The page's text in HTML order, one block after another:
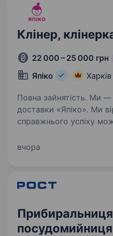
Клінер,
22 000 – 25 000 грн
Япіко Харків
Повна зайнятість. Ми — ме­ре­жа ре­сто­ра­нів і
до­став­ки «Я­пі­ко». Ми
справ­жньо­го успі­ху
ре­зуль­та­тів, шу­ка­є­мо у
вчора
посудомийниця